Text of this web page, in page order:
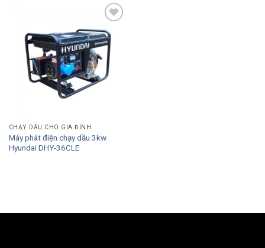
Add to
Wishlist
CHẠY DẦU CHO GIA ĐÌNH
Máy phát điện chạy dầu 3kw.
Hyundai DHY-36CLE